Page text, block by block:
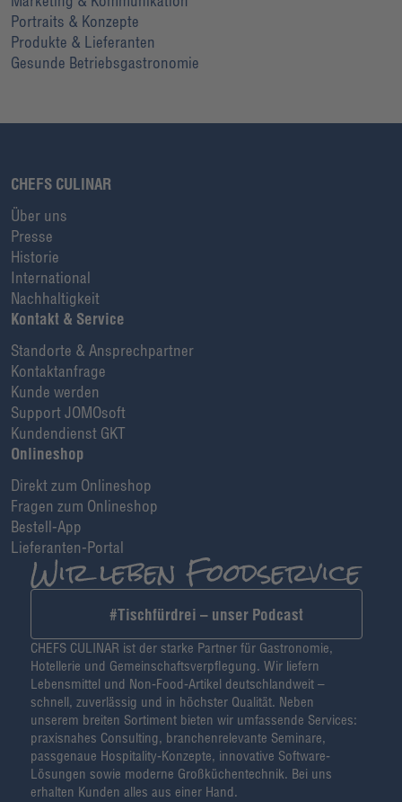
Portraits & Konzepte
Produkte & Lieferanten
Gesunde Betriebsgastronomie
CHEFS CULINAR
Über uns
Presse
Historie
International
Nachhaltigkeit
Kontakt & Service
Standorte & Ansprechpartner
Kontaktanfrage
Kunde werden
Support JOMOsoft
Kundendienst GKT
Onlineshop
Direkt zum Onlineshop
Fragen zum Onlineshop
Bestell-App
Lieferanten-Portal
#Tischfürdrei – unser Podcast
CHEFS CULINAR ist der starke Partner für Gastronomie,
Hotellerie und Gemeinschaftsverpflegung. Wir liefern
Lebensmittel und Non-Food-Artikel deutschlandweit –
schnell, zuverlässig und in höchster Qualität. Neben
unserem breiten Sortiment bieten wir umfassende Services:
praxisnahes Consulting, branchenrelevante Seminare,
passgenaue Hospitality-Konzepte, innovative Software-
Lösungen sowie moderne Großküchentechnik. Bei uns
erhalten Kunden alles aus einer Hand.